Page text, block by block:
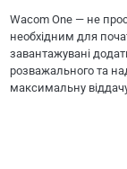
Wacom One — не
необхідним для
завантажувані
розважального та
максимальну